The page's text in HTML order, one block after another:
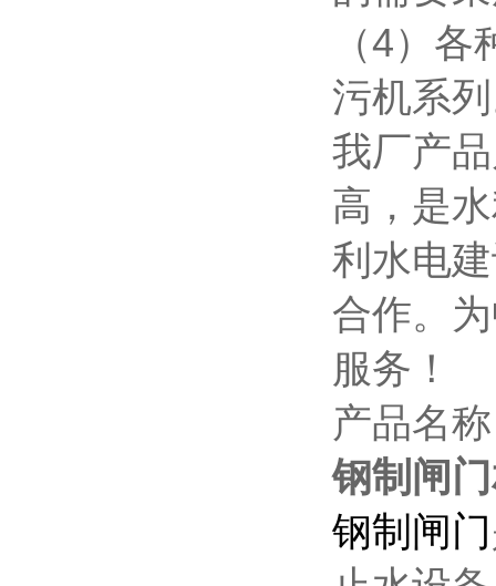
（4）
污机系
我厂产
高，是
利水电
合作。
服务！
产品名
钢制闸门
钢制 闸门